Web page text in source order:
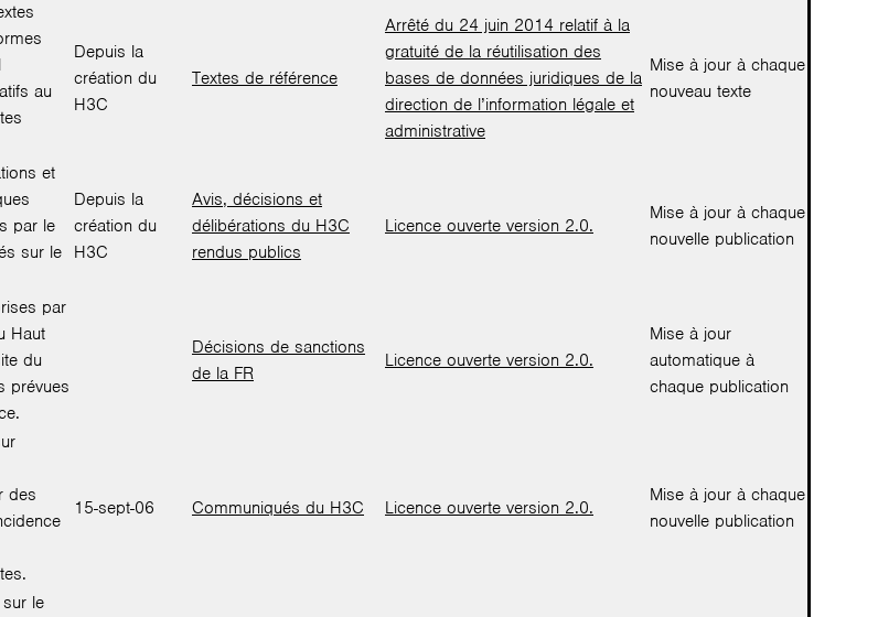
au
Depuis la
création du
H3C
Textes de référence
Arrêté du 24 juin 2014 relatif à la
gratuité de la réutilisation des
bases de données juridiques de la
direction de l’information légale et
administrative
Mise à jour à chaque
nouveau texte
et
par le
sur le
Depuis la
création du
H3C
Avis, décisions et
délibérations du H3C
rendus publics
Licence ouverte version 2.0.
Mise à jour à chaque
nouvelle publication
par
Haut
du
prévues
Décisions de sanctions
de la FR
Licence ouverte version 2.0.
Mise à jour
automatique à
chaque publication
des
15-sept-06 Communiqués du H3C Licence ouverte version 2.0.
Mise à jour à chaque
nouvelle publication
le